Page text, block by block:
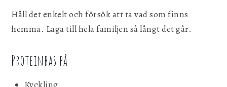
Håll det enkelt och försök att ta vad som finns
hemma. Laga till hela familjen så långt det går.
Proteinbas på